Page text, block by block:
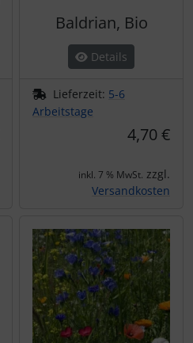
Baldrian, Bio
Details
Lieferzeit: 5-6
Arbeitstage
4,70 €
inkl. 7 % MwSt. zzgl.
Versandkosten